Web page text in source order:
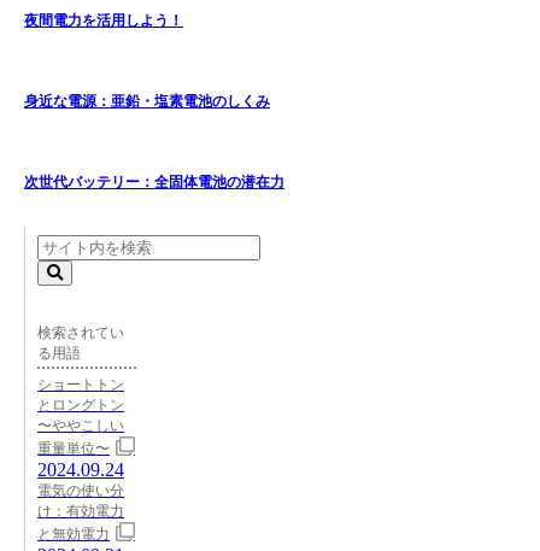
夜間電力を活用しよう！
身近な電源：亜鉛・塩素電池のしくみ
次世代バッテリー：全固体電池の潜在力
検索されてい
る用語
ショートトン
とロングトン
〜ややこしい
重量単位〜
2024.09.24
電気の使い分
け：有効電力
と無効電力